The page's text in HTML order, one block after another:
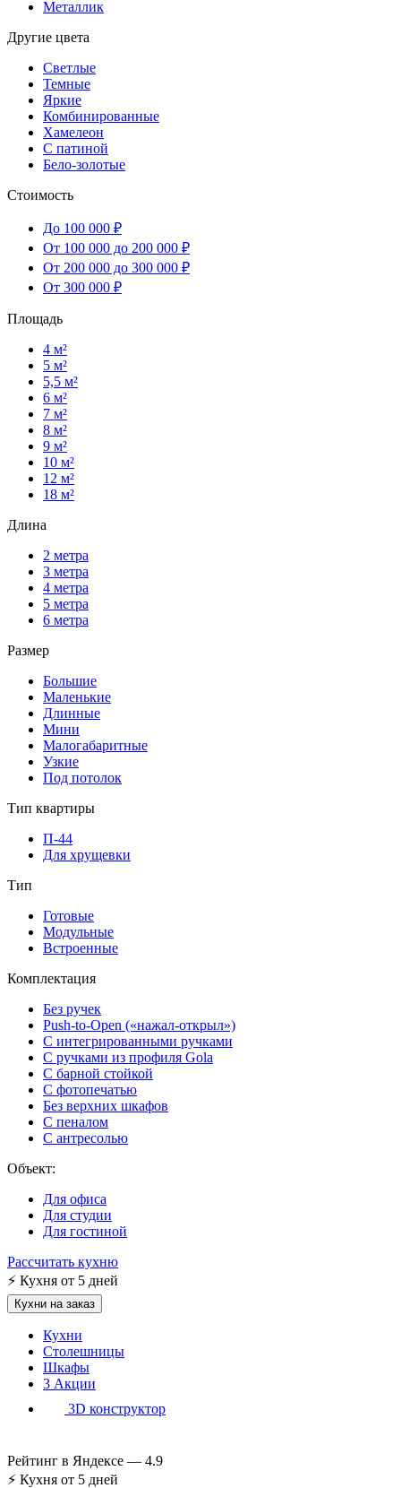
Металлик
Другие цвета
Светлые
Темные
Яркие
Комбинированные
Хамелеон
С патиной
Бело-золотые
Стоимость
До 100 000 ₽
От 100 000 до 200 000 ₽
От 200 000 до 300 000 ₽
От 300 000 ₽
Площадь
4 м²
5 м²
5,5 м²
6 м²
7 м²
8 м²
9 м²
10 м²
12 м²
18 м²
Длина
2 метра
3 метра
4 метра
5 метра
6 метра
Размер
Большие
Маленькие
Длинные
Мини
Малогабаритные
Узкие
Под потолок
Тип квартиры
П-44
Для хрущевки
Тип
Готовые
Модульные
Встроенные
Комплектация
Без ручек
Push-to-Open («нажал-открыл»)
С интегрированными ручками
С ручками из профиля Gola
С барной стойкой
С фотопечатью
Без верхних шкафов
С пеналом
С антресолью
Объект:
Для офиса
Для студии
Для гостиной
Рассчитать кухню
⚡ Кухня от 5 дней
Кухни на заказ
Кухни
Столешницы
Шкафы
3 Акции
3D конструктор
Рейтинг в Яндексе — 4.9
⚡ Кухня от 5 дней